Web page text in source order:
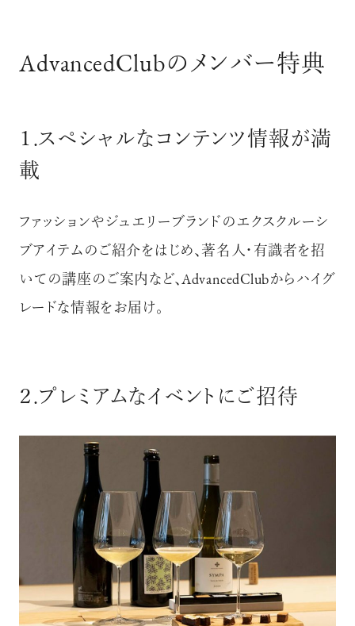
AdvancedClubのメンバー特典
１.スペシャルなコンテンツ情報が満
載
ファッションやジュエリーブランドのエクスクルーシ
ブアイテムのご紹介をはじめ、著名人・有識者を招
いての講座のご案内など、AdvancedClubからハイグ
レードな情報をお届け。
２.プレミアムなイベントにご招待